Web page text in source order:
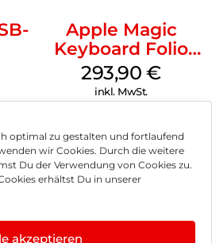
optimal zu gestalten und fortlaufend
wir Cookies. Durch die weitere
Du der Verwendung von Cookies zu.
erhältst Du in unserer
akzeptieren
Apple Magic
Keyboard Folio
iPad 10.9″ (10.Gen.)
Weiß
293,90€
inkl. MwSt.